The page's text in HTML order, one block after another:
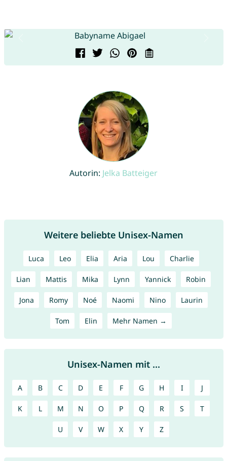
Autorin: Jelka Batteiger
Weitere beliebte Unisex-Namen
Luca Leo Elia Aria Lou Charlie
Lian Mattis Mika Lynn Yannick Robin
Jona Romy Noé Naomi Nino Laurin
Tom Elin Mehr Namen →
Unisex-Namen mit ...
A B C D E F G H I J
K L M N O P Q R S T
U V W X Y Z